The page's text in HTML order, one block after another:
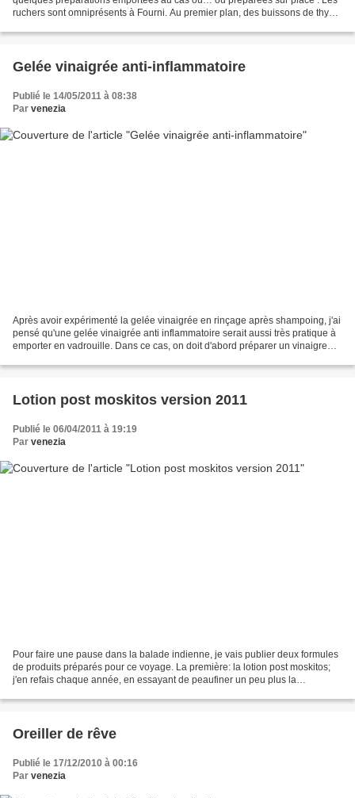
ruchers sont omniprésents à Fourni. Au premier plan, des buissons de thym
Gelée vinaigrée anti-inflammatoire
Publié le 14/05/2011 à 08:38
Par venezia
Après avoir expérimenté la gelée vinaigrée en rinçage après shampoing, j'ai
pensé qu'une gelée vinaigrée anti inflammatoire serait aussi très pratique à
emporter en vadrouille. Dans ce cas, on doit d'abord préparer un vinaigre
Lotion post moskitos version 2011
Publié le 06/04/2011 à 19:19
Par venezia
Pour faire une pause dans la balade indienne, je vais publier deux formules
de produits préparés pour ce voyage. La première: la lotion post moskitos;
j'en refais chaque année, en essayant de peaufiner un peu plus la
Oreiller de rêve
Publié le 17/12/2010 à 00:16
Par venezia